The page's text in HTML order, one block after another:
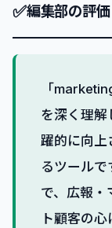
✅編集部の評価
「
を深く理解
躍的に向上
るツールで
で、広報・
ト顧客の